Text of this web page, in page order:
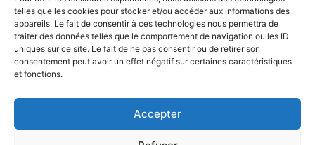
telles que les cookies pour stocker et/ou accéder aux informations des
appareils. Le fait de consentir à ces technologies nous permettra de
traiter des données telles que le comportement de navigation ou les ID
uniques sur ce site. Le fait de ne pas consentir ou de retirer son
consentement peut avoir un effet négatif sur certaines caractéristiques
et fonctions.
Accepter
Paddle
Bodyboard
Politique de confidentialité